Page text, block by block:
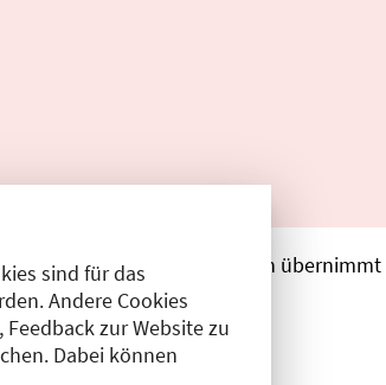
sind für das
Andere Cookies
zur Website zu
Dabei können
Die Ärztekammer Berlin